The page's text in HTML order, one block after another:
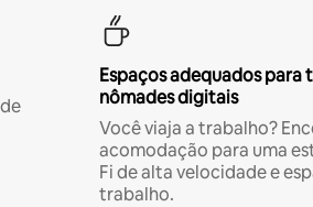
Espaços adequados para
nômades digitais
Você viaja a trabalho?
acomodação para uma
Fi de alta velocidade e
trabalho.